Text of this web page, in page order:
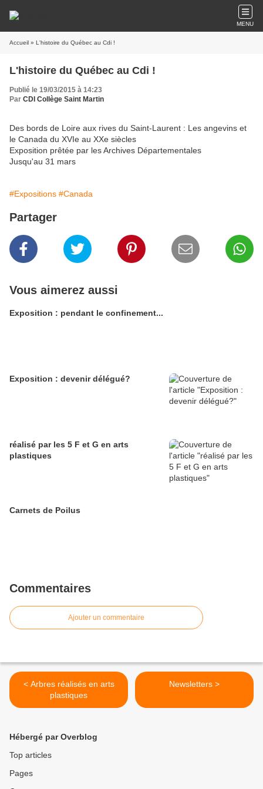
MENU
Accueil » L'histoire du Québec au Cdi !
L'histoire du Québec au Cdi !
Publié le 19/03/2015 à 14:23
Par CDI Collège Saint Martin
Des bords de Loire aux rives du Saint-Laurent : Les angevins et
le Canada du XVIe au XXe siècles
Exposition prêtée par les Archives Départementales
Jusqu'au 31 mars
#Expositions #Canada
Partager
Vous aimerez aussi
Exposition : pendant le confinement...
Exposition : devenir délégué?
réalisé par les 5 F et G en arts
plastiques
Carnets de Poilus
Commentaires
Ajouter un commentaire
< Arbres réalisés en arts
plastiques
Newsletters >
Hébergé par Overblog
Top articles
Pages